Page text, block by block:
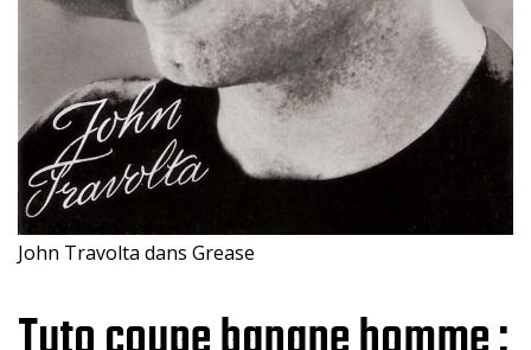
John Travolta dans Grease